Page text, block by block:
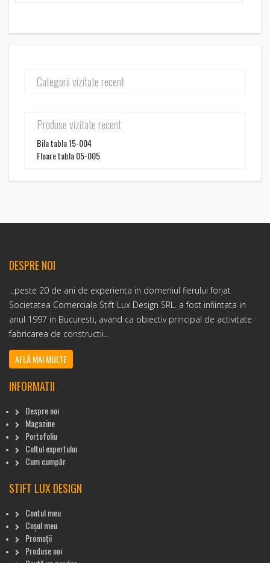
Categorii vizitate recent
Produse vizitate recent
Bila tabla 15-004
Floare tabla 05-005
DESPRE NOI
...peste 20 de ani de experienta in domeniul fierului forjat
Societatea Comerciala Stift Lux Design SRL. a fost infiintata in
anul 1997 in Bucuresti, avand ca obiectiv principal de activitate
fabricarea de constructii...
AFLĂ MAI MULTE
INFORMATII
Despre noi
Magazine
Portofoliu
Coltul expertului
Cum cumpăr
STIFT LUX DESIGN
Contul meu
Coșul meu
Promoții
Produse noi